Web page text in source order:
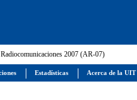
2007 (AR-07)
Estadísticas Acerca de la UIT